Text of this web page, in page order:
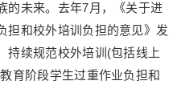
的未来。去年7月，《关于进
担和校外培训负担的意见》发
持续规范校外培训(包括线上
育阶段学生过重作业负担和